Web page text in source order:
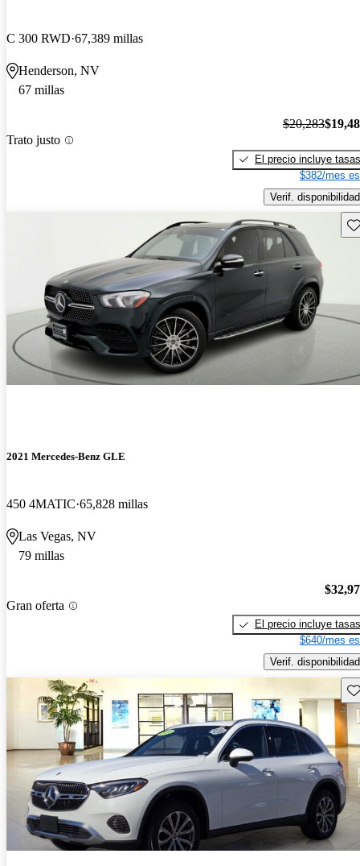
C 300 RWD 67,389 millas
Henderson, NV
67 millas
Trato justo
$20,283
El precio incluye tasas
$382/mes
Verif. disponibilidad
2021 Mercedes-Benz GLE
450 4MATIC 65,828 millas
Las Vegas, NV
79 millas
Gran oferta
El precio incluye tasas
$640/mes
Verif. disponibilidad